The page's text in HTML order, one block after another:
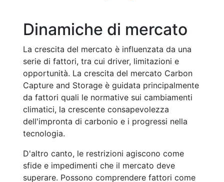
Dinamiche di mercato
La crescita del mercato è influenzata da una
serie di fattori, tra cui driver, limitazioni e
opportunità. La crescita del mercato Carbon
Capture and Storage è guidata principalmente
da fattori quali le normative sui cambiamenti
climatici, la crescente consapevolezza
dell'impronta di carbonio e i progressi nella
tecnologia.
D'altro canto, le restrizioni agiscono come
sfide e impedimenti che il mercato deve
superare. Possono comprendere fattori come